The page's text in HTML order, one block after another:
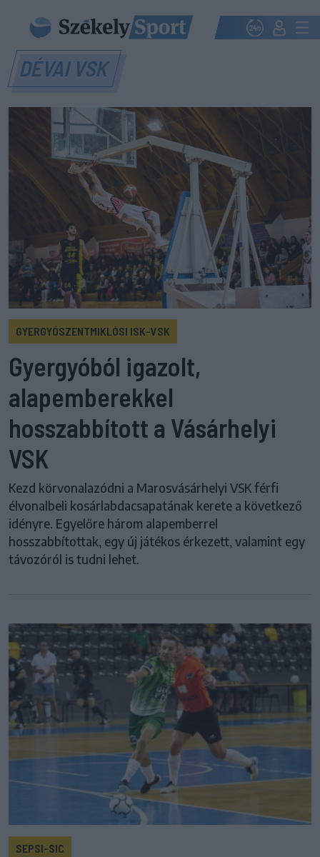
DÉVAI VSK
GYERGYÓSZENTMIKLÓSI ISK-VSK
Gyergyóból igazolt,
alapemberekkel
hosszabbított a Vásárhelyi
VSK
Kezd körvonalazódni a Marosvásárhelyi VSK férfi
élvonalbeli kosárlabdacsapatának kerete a következő
idényre. Egyelőre három alapemberrel
hosszabbítottak, egy új játékos érkezett, valamint egy
távozóról is tudni lehet.
SEPSI-SIC